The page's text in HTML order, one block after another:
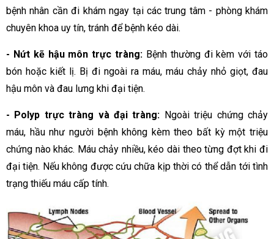
bệnh nhân cần đi khám ngay tại các trung tâm - phòng khám
chuyên khoa uy tín, tránh để bệnh kéo dài.
- Nứt kẽ hậu môn trực tràng: Bệnh thường đi kèm với táo
bón hoặc kiết lị. Bị đi ngoài ra máu, máu chảy nhỏ giọt, đau
hậu môn và đau lưng khi đại tiện.
- Polyp trực tràng và đại tràng: Ngoài triệu chứng chảy
máu, hầu như người bệnh không kèm theo bất kỳ một triệu
chứng nào khác. Máu chảy nhiều, kéo dài theo từng đợt khi đi
đại tiện. Nếu không được cứu chữa kịp thời có thể dẫn tới tình
trạng thiếu máu cấp tính. ­